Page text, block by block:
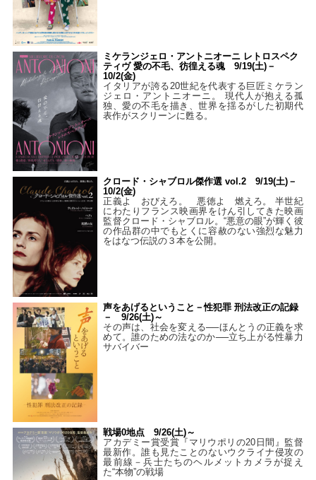
ミケランジェロ・アントニオーニ レトロスペク
ティヴ 愛の不毛、彷徨える魂 9/19(土)－
10/2(金)
イタリアが誇る20世紀を代表する巨匠ミケラン
ジェロ・アントニオーニ。 現代人が抱える孤
独、愛の不毛を描き、世界を揺るがした初期代
表作がスクリーンに甦る。
クロード・シャブロル傑作選 vol.2 9/19(土)－
10/2(金)
正義よ おびえろ。 悪徳よ 燃えろ。 半世紀
にわたりフランス映画界をけん引してきた映画
監督クロード・シャブロル。“悪意の眼”が輝く彼
の作品群の中でもとくに容赦のない強烈な魅力
をはなつ伝説の３本を公開。
声をあげるということ－性犯罪 刑法改正の記録
－ 9/26(土)～
その声は、社会を変える──ほんとうの正義を求
めて。誰のための法なのか──立ち上がる性暴力
サバイバー
戦場0地点 9/26(土)～
アカデミー賞受賞『マリウポリの20日間』監督
最新作。誰も見たことのないウクライナ侵攻の
最前線－兵士たちのヘルメットカメラが捉え
た“本物”の戦場